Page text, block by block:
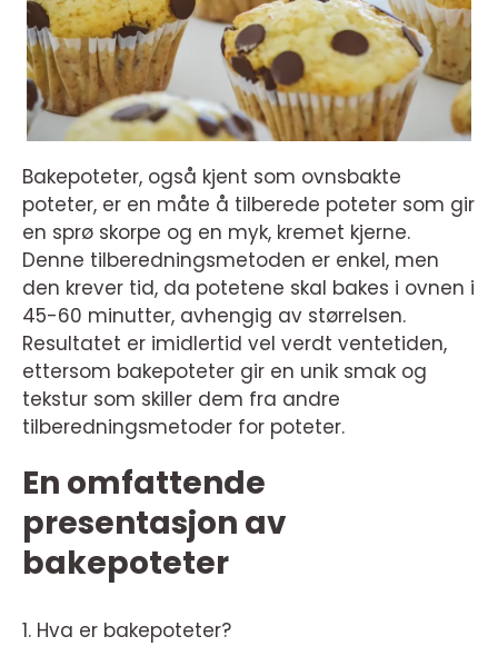
Bakepoteter, også kjent som ovnsbakte
poteter, er en måte å tilberede poteter som gir
en sprø skorpe og en myk, kremet kjerne.
Denne tilberedningsmetoden er enkel, men
den krever tid, da potetene skal bakes i ovnen i
45-60 minutter, avhengig av størrelsen.
Resultatet er imidlertid vel verdt ventetiden,
ettersom bakepoteter gir en unik smak og
tekstur som skiller dem fra andre
tilberedningsmetoder for poteter.
En omfattende
presentasjon av
bakepoteter
1. Hva er bakepoteter?